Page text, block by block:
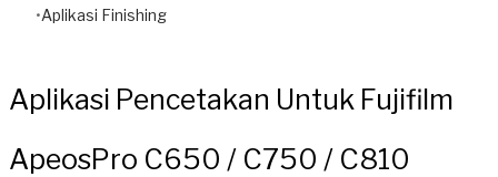
​Aplikasi Finishing
Aplikasi Pencetakan Untuk Fujifilm
ApeosPro C650 / C750 / C810